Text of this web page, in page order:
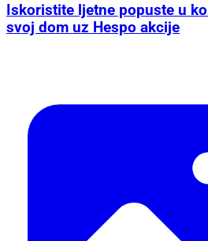
Iskoristite ljetne popuste u
svoj dom uz Hespo akcije